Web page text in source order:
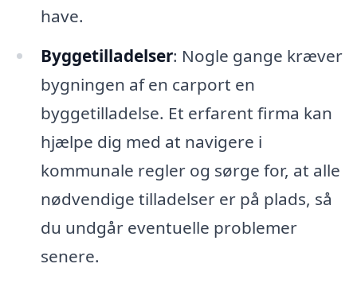
have.
Byggetilladelser: Nogle gange kræver
bygningen af en carport en
byggetilladelse. Et erfarent firma kan
hjælpe dig med at navigere i
kommunale regler og sørge for, at alle
nødvendige tilladelser er på plads, så
du undgår eventuelle problemer
senere.